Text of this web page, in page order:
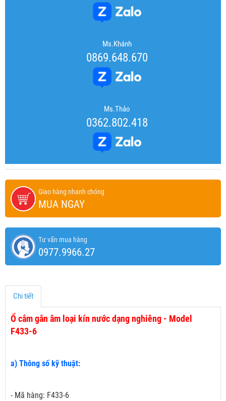
Ms.Khánh
0869.648.670
Ms.Thảo
0362.802.418
Giao hàng nhanh chóng
MUA NGAY
Tư vấn mua hàng
0977.9966.27
Chi tiết
Ổ cắm gắn âm loại kín nước dạng nghiêng - Model
F433-6
a) Thông số kỹ thuật:
- Mã hàng: F433-6